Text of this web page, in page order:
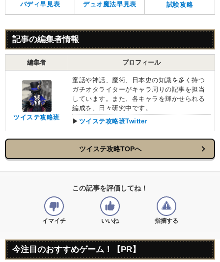
バディ早見表 デュオ魔法早見表 試験攻略
記事の編集者情報
編集者 プロフィール
ツイステ攻略班
童話や神話、魔術、日本史の知識を多く持つ
ガチオタライターがキャラ周りの記事を担当
しています。また、各キャラを輝かせられる
編成を、日々研究中です。
▶ ツイステ攻略班Twitter
ツイステ攻略TOPへ
この記事を評価してね！
イマイチ いいね 指摘する
今注目のおすすめゲーム！【PR】